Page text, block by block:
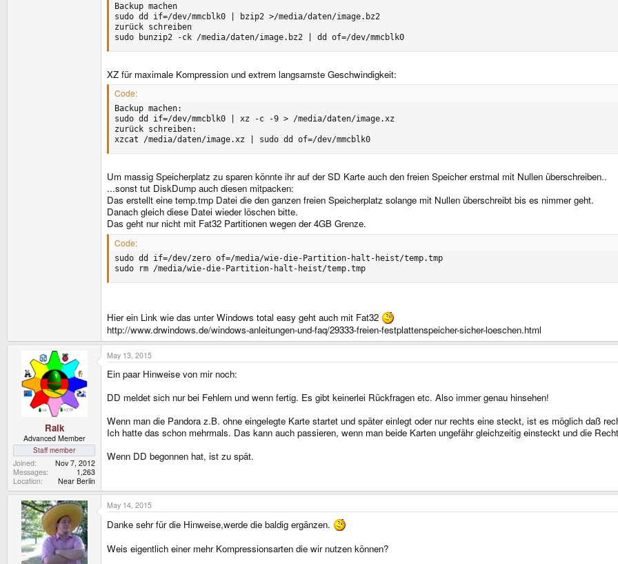
Backup machen
sudo dd if=/dev/mmcblk0 | bzip2 >/media/daten/image.bz2
zurück schreiben
sudo bunzip2 -ck /media/daten/image.bz2 | dd of=/dev/mmcblk0
XZ für maximale Kompression und extrem langsamste Geschwindigkeit:
Code:
Backup machen:
sudo dd if=/dev/mmcblk0 | xz -c -9 > /media/daten/image.xz
zurück schreiben:
xzcat /media/daten/image.xz | sudo dd of=/dev/mmcblk0
Um massig Speicherplatz zu sparen könnte ihr auf der SD Karte auch den freien Speicher erstmal mit Nullen überschreiben..
...sonst tut DiskDump auch diesen mitpacken:
Das erstellt eine temp.tmp Datei die den ganzen freien Speicherplatz solange mit Nullen überschreibt bis es nimmer geht.
Danach gleich diese Datei wieder löschen bitte.
Das geht nur nicht mit Fat32 Partitionen wegen der 4GB Grenze.
Code:
sudo dd if=/dev/zero of=/media/wie-die-Partition-halt-heist/temp.tmp
sudo rm /media/wie-die-Partition-halt-heist/temp.tmp
Hier ein Link wie das unter Windows total easy geht auch mit Fat32
http://www.drwindows.de/windows-anleitungen-und-faq/29333-freien-festplattenspeicher-sicher-loeschen.html
Raik
Advanced Member
Staff member
Joined
Nov 7, 2012
Messages
1,263
Location
Near Berlin
May 13, 2015
Ein paar Hinweise von mir noch:
DD meldet sich nur bei Fehlern und wenn fertig. Es gibt keinerlei Rückfragen etc. Also immer genau hinsehen!
Wenn man die Pandora z.B. ohne eingelegte Karte startet und später einlegt oder nur rechts eine steckt, ist es möglich daß
Ich hatte das schon mehrmals. Das kann auch passieren, wenn man beide Karten ungefähr gleichzeitig einsteckt und die
Wenn DD begonnen hat, ist zu spät.
May 14, 2015
Danke sehr für die Hinweise,werde die baldig ergänzen.
Weis eigentlich einer mehr Kompressionsarten die wir nutzen können?